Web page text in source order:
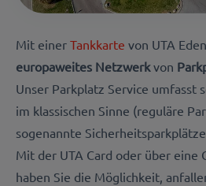
Mit einer Tankkarte von UTA
europaweites Netzwerkvon
Unser Parkplatz Service umfasst
im klassischen Sinne (reguläre
sogenannte
Mit der UTA Card oder über eine
haben Sie die Möglichkeit,